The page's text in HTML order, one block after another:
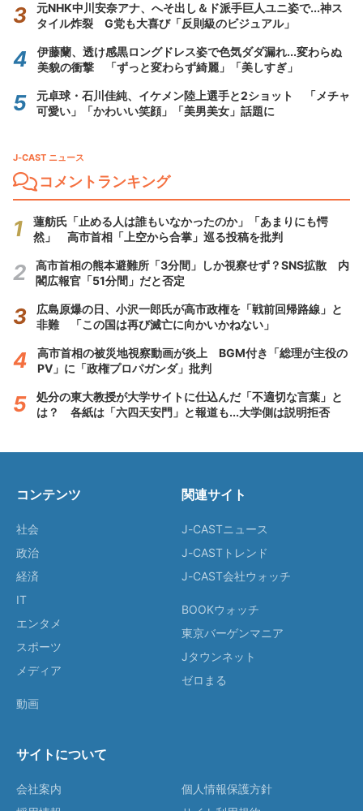
元NHK中川安奈アナ、へそ出し＆ド派手巨人ユニ姿で...神ス
タイル炸裂 G党も大喜び「反則級のビジュアル」
伊藤蘭、透け感黒ロングドレス姿で色気ダダ漏れ...変わらぬ
美貌の衝撃 「ずっと変わらず綺麗」「美しすぎ」
元卓球・石川佳純、イケメン陸上選手と2ショット 「メチャ
可愛い」「かわいい笑顔」「美男美女」話題に
J-CAST ニュース
コメントランキング
蓮舫氏「止める人は誰もいなかったのか」「あまりにも愕
然」 高市首相「上空から合掌」巡る投稿を批判
高市首相の熊本避難所「3分間」しか視察せず？SNS拡散 内
閣広報官「51分間」だと否定
広島原爆の日、小沢一郎氏が高市政権を「戦前回帰路線」と
非難 「この国は再び滅亡に向かいかねない」
高市首相の被災地視察動画が炎上 BGM付き「総理が主役の
PV」に「政権プロパガンダ」批判
処分の東大教授が大学サイトに仕込んだ「不適切な言葉」と
は？ 各紙は「六四天安門」と報道も...大学側は説明拒否
コンテンツ
社会
政治
経済
IT
エンタメ
スポーツ
メディア
動画
関連サイト
J-CASTニュース
J-CASTトレンド
J-CAST会社ウォッチ
BOOKウォッチ
東京バーゲンマニア
Jタウンネット
ゼロまる
サイトについて
会社案内
個人情報保護方針